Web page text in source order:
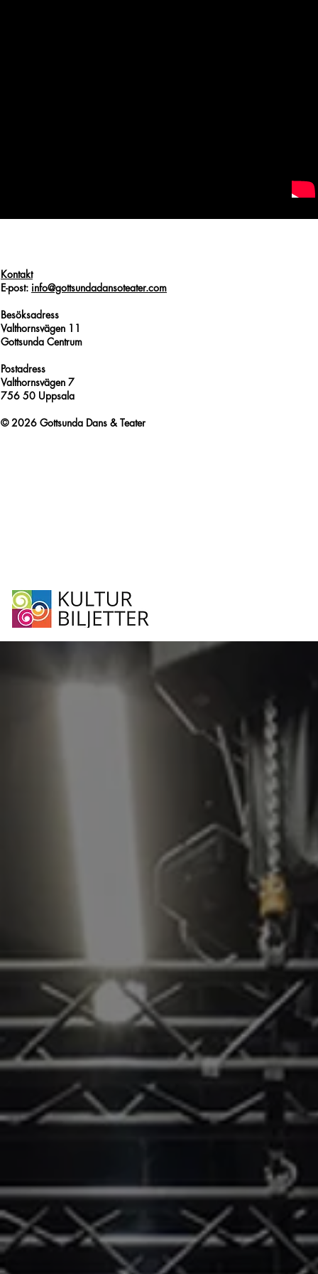
Kontakt
E-post: info@gottsundadansoteater.com
Besöksadress
Valthornsvägen 11
Gottsunda Centrum
Postadress
Valthornsvägen 7
756 50 Uppsala
© 2026 Gottsunda Dans & Teater